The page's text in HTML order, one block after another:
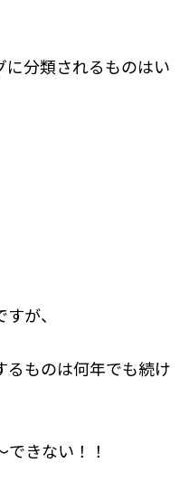
に分類されるものはい
が、
るものは何年でも続け
きない！！